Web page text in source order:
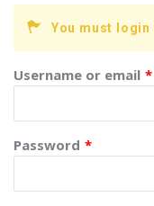
You must login
Username or email *
Password *